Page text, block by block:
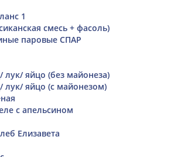
1
смесь + фасоль)
паровые СПАР
лук/ яйцо (без майонеза)
лук/ яйцо (с майонезом)
с апельсином
Елизавета